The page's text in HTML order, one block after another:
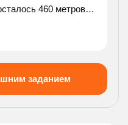
460 метров
заданием